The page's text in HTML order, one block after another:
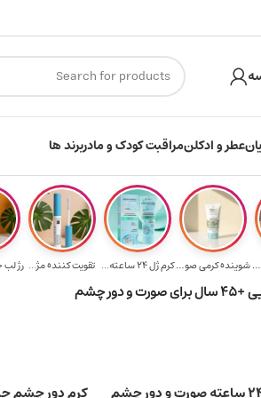
ارسال رایگان برای
عطر و ادکلنمراقبت کودک و مادربرند ها
شامپو بدون سولف... شوینده کرمی صور...کرم ژل ۲۴ ساعته... تقویت‌ کننده مژ... رژ
دور چشم
کرم 24 ساعته صورت و دور چشم